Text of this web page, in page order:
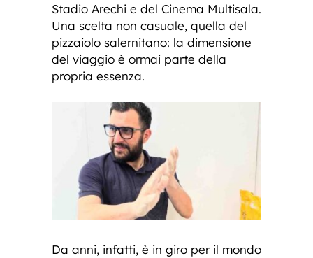
Stadio Arechi e del Cinema Multisala.
Una scelta non casuale, quella del
pizzaiolo salernitano: la dimensione
del viaggio è ormai parte della
propria essenza.
Da anni, infatti, è in giro per il mondo